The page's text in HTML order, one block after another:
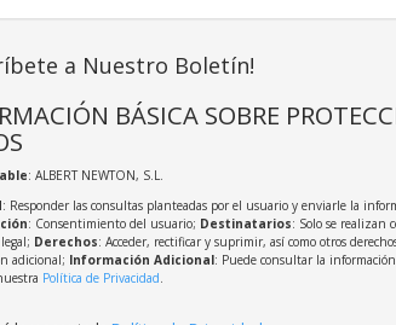
a Nuestro Boletín!
BÁSICA SOBRE
: ALBERT NEWTON, S.L.
: Responder las consultas planteadas por el usuario y enviarle la
: Consentimiento del usuario; Destinatarios: Solo se realizan
Derechos: Acceder, rectificar y suprimir, así como otros
adicional; Información Adicional: Puede consultar la
Política de Privacidad